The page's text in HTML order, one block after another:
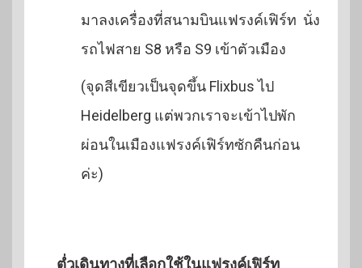
มาลงเครื่องที่สนามบินแฟรงค์เฟิร์ท นั่ง
รถไฟสาย S8 หรือ S9 เข้าตัวเมือง
(จุดสีเขียวเป็นจุดขึ้น Flixbus ไป
Heidelberg แต่พวกเราจะเข้าไปพัก
ผ่อนในเมืองแฟรงค์เฟิร์ทซักคืนก่อน
ค่ะ)